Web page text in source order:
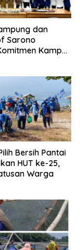
dan
Sarono
Kampus
Bersih Pantai
HUT ke-25,
Warga